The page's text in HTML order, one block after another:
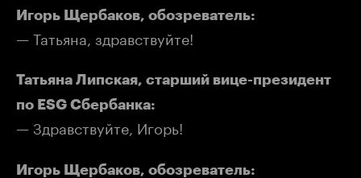
Игорь Щербаков, обозреватель:
— Татьяна, здравствуйте!
Татьяна Липская, старший вице-президент
по ESG Сбербанка:
— Здравствуйте, Игорь!
Игорь Щербаков, обозреватель: